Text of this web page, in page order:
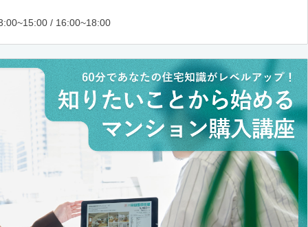
/ 16:00~18:00